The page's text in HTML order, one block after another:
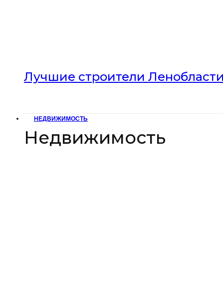
Лучшие строители
НЕДВИЖИМОСТЬ
Недвижимость